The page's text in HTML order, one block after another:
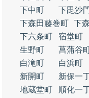
下中町
下毘沙
下森田藤巻町 下
下六条町
宿堂町
生野町
菖蒲谷
白滝町
白浜町
新開町
新保一
地蔵堂町
順化一